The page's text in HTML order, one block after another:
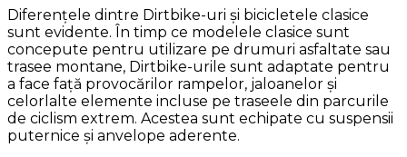
Diferențele dintre Dirtbike-uri și bicicletele clasice
sunt evidente. În timp ce modelele clasice sunt
concepute pentru utilizare pe drumuri asfaltate sau
trasee montane, Dirtbike-urile sunt adaptate pentru
a face față provocărilor rampelor, jaloanelor și
celorlalte elemente incluse pe traseele din parcurile
de ciclism extrem. Acestea sunt echipate cu suspensii
puternice și anvelope aderente.